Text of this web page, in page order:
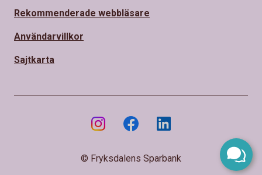
Rekommenderade webbläsare
Användarvillkor
Sajtkarta
© Fryksdalens Sparbank